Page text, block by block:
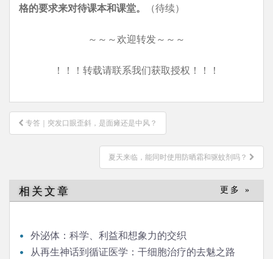
格的要求来对待课本和课堂。
（待续）
～～～欢迎转发～～～
！！！转载请联系我们获取授权！！！
文
章
专答｜突发口眼歪斜，是面瘫还是中风？
夏天来临，能同时使用防晒霜和驱蚊剂吗？
相关文章 更多 »
外泌体：科学、利益和想象力的交织
从再生神话到循证医学：干细胞治疗的去魅之路